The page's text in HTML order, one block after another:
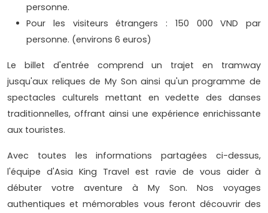
personne.
Pour les visiteurs étrangers : 150 000 VND par
personne. (environs 6 euros)
Le billet d'entrée comprend un trajet en tramway
jusqu'aux reliques de My Son ainsi qu'un programme de
spectacles culturels mettant en vedette des danses
traditionnelles, offrant ainsi une expérience enrichissante
aux touristes.
Avec toutes les informations partagées ci-dessus,
l'équipe d'Asia King Travel est ravie de vous aider à
débuter votre aventure à My Son. Nos voyages
authentiques et mémorables vous feront découvrir des